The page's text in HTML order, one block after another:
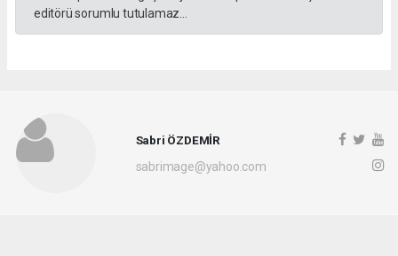
editörü sorumlu tutulamaz...
Sabri ÖZDEMİR
sabrimage@yahoo.com